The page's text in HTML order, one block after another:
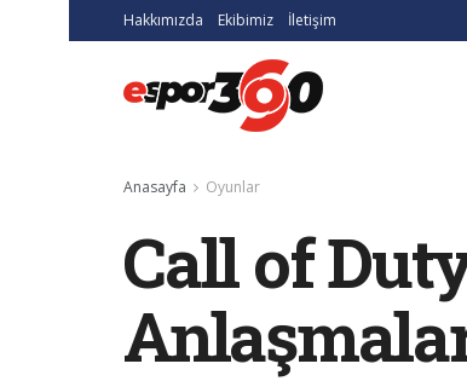
Hakkımızda Ekibimiz İletişim
Anasayfa Oyunlar
Call of